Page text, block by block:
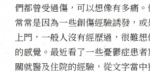
們都曾受過傷，可以想像有多痛
常常是因為一些創傷經驗誘發，
上門，一般人沒有經歷過，很難
的感覺。最近看了一些憂鬱症患
關就醫及住院的經驗，從文字當